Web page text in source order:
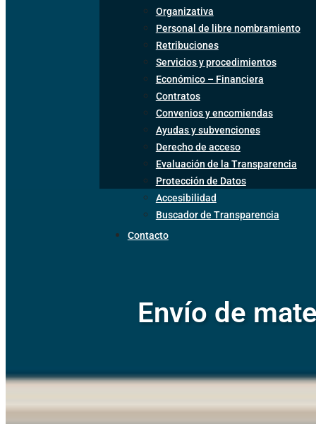
Organizativa
Personal de libre nombramiento
Retribuciones
Servicios y procedimientos
Económico – Financiera
Contratos
Convenios y encomiendas
Ayudas y subvenciones
Derecho de acceso
Evaluación de la Transparencia
Protección de Datos
Accesibilidad
Buscador de Transparencia
Contacto
Envío de